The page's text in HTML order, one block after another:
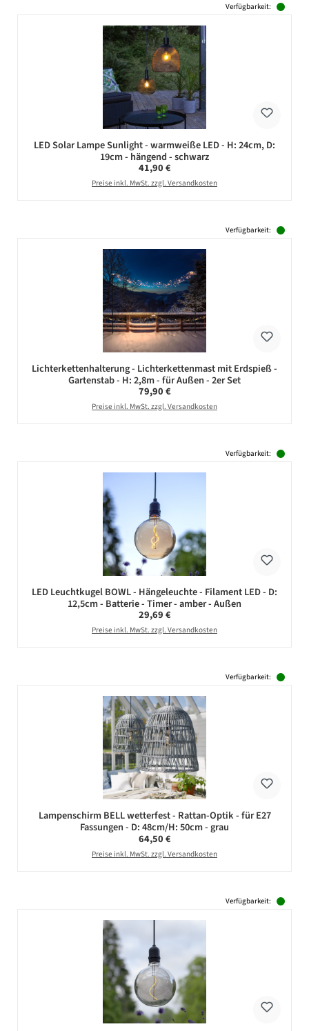
Verfügbarkeit:
LED Solar Lampe Sunlight - warmweiße LED - H: 24cm, D:
19cm - hängend - schwarz
Regulärer Preis:
41,90 €
Preise inkl. MwSt. zzgl. Versandkosten
Verfügbarkeit:
Lichterkettenhalterung - Lichterkettenmast mit Erdspieß -
Gartenstab - H: 2,8m - für Außen - 2er Set
Regulärer Preis:
79,90 €
Preise inkl. MwSt. zzgl. Versandkosten
Verfügbarkeit:
LED Leuchtkugel BOWL - Hängeleuchte - Filament LED - D:
12,5cm - Batterie - Timer - amber - Außen
Regulärer Preis:
29,69 €
Preise inkl. MwSt. zzgl. Versandkosten
Verfügbarkeit:
Lampenschirm BELL wetterfest - Rattan-Optik - für E27
Fassungen - D: 48cm/H: 50cm - grau
Regulärer Preis:
64,50 €
Preise inkl. MwSt. zzgl. Versandkosten
Verfügbarkeit: